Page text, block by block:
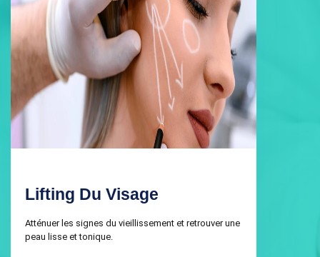
Blépharoplastie (Chirurgie
Des Paupières)
Redonner de la fraîcheur à votre regard en